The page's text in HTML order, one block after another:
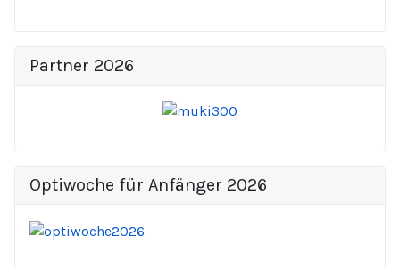
Partner 2026
Optiwoche für Anfänger 2026